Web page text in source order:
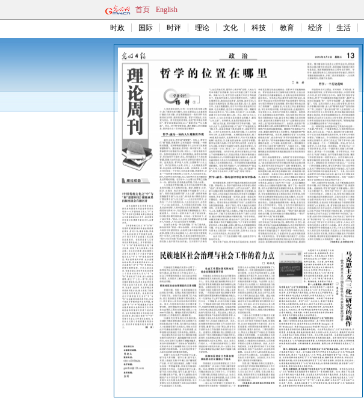
首页 English
时政 国际 时评 理论 文化 科技 教育 经济 生活